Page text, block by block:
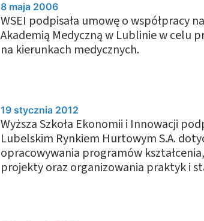
8 maja 2006
WSEI podpisała umowę o współpracy
Akademią Medyczną w Lublinie w celu
na kierunkach medycznych.
19 stycznia 2012
Wyższa Szkoła Ekonomii i Innowacji
Lubelskim Rynkiem Hurtowym S.A.
opracowywania programów
projekty oraz organizowania praktyk i